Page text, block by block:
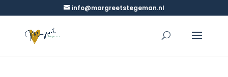
info@margreetstegeman.nl